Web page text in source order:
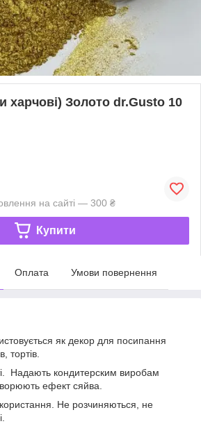
харчові) Золото dr.Gusto 10
на сайті — 300 ₴
Купити
Оплата Умови повернення
як декор для посипання
тортів.
Надають кондитерским виробам
ефект сяйва.
Не розчиняються, не